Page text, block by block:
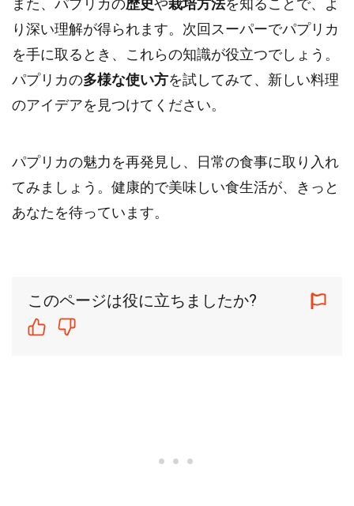
また、パプリカの歴史や栽培方法を知ることで、よ
り深い理解が得られます。次回スーパーでパプリカ
を手に取るとき、これらの知識が役立つでしょう。
パプリカの多様な使い方を試してみて、新しい料理
のアイデアを見つけてください。
パプリカの魅力を再発見し、日常の食事に取り入れ
てみましょう。健康的で美味しい食生活が、きっと
あなたを待っています。
このページは役に立ちましたか?